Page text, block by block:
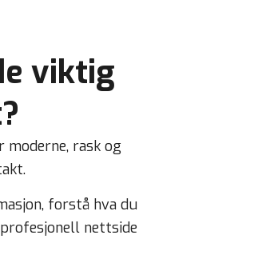
viktig
rask og
forstå hva du
nettside